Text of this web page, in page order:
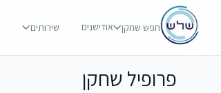
חפש שחקן אודישנים שירותים
פרופיל שחקן